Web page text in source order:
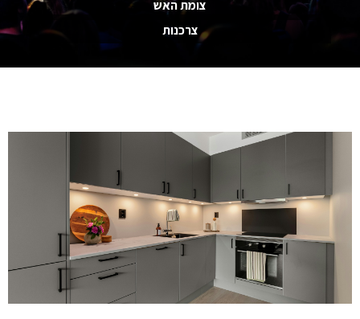
צומת האש
צרכנות